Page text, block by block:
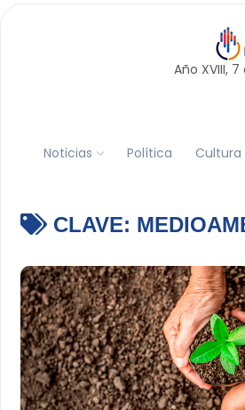
Año XVIII, 7
Noticias Política Cultura
CLAVE: